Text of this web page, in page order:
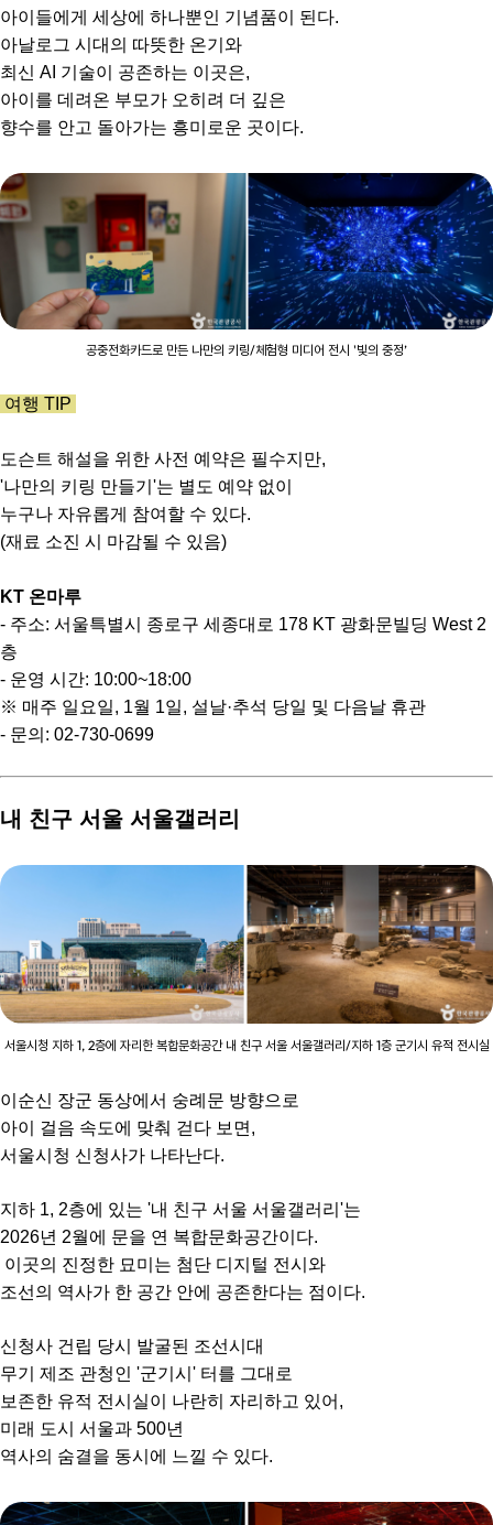
아이들에게 세상에 하나뿐인 기념품이 된다.
아날로그 시대의 따뜻한 온기와
최신 AI 기술이 공존하는 이곳은,
아이를 데려온 부모가 오히려 더 깊은
향수를 안고 돌아가는 흥미로운 곳이다.
공중전화카드로 만든 나만의 키링/체험형 미디어 전시 '빛의 중정’
여행 TIP
도슨트 해설을 위한 사전 예약은 필수지만,
'나만의 키링 만들기'는 별도 예약 없이
누구나 자유롭게 참여할 수 있다.
(재료 소진 시 마감될 수 있음)
KT 온마루
- 주소: 서울특별시 종로구 세종대로 178 KT 광화문빌딩 West 2
층
- 운영 시간: 10:00~18:00
※ 매주 일요일, 1월 1일, 설날·추석 당일 및 다음날 휴관
- 문의: 02-730-0699
내 친구 서울 서울갤러리
서울시청 지하 1, 2층에 자리한 복합문화공간 내 친구 서울 서울갤러리/지하 1층 군기시 유적 전시실
이순신 장군 동상에서 숭례문 방향으로
아이 걸음 속도에 맞춰 걷다 보면,
서울시청 신청사가 나타난다.
지하 1, 2층에 있는 '내 친구 서울 서울갤러리'는
2026년 2월에 문을 연 복합문화공간이다.
이곳의 진정한 묘미는 첨단 디지털 전시와
조선의 역사가 한 공간 안에 공존한다는 점이다.
신청사 건립 당시 발굴된 조선시대
무기 제조 관청인 '군기시' 터를 그대로
보존한 유적 전시실이 나란히 자리하고 있어,
미래 도시 서울과 500년
역사의 숨결을 동시에 느낄 수 있다.